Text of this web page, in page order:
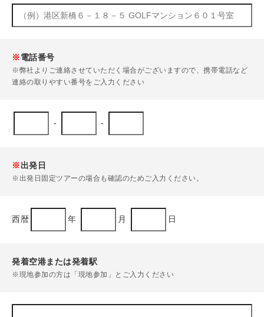
※電話番号
※弊社よりご連絡させていただく場合がございますので、携帯電話など
連絡の取りやすい番号をご入力ください
- -
※出発日
※出発日固定ツアーの場合も確認のためご入力ください。
西暦 年 月 日
発着空港または発着駅
※現地参加の方は「現地参加」とご入力ください